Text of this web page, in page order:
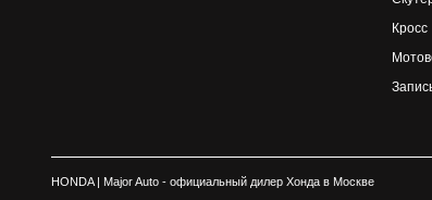
Кросс
HONDA| Major Auto - официальный дилер Хонда в Москве